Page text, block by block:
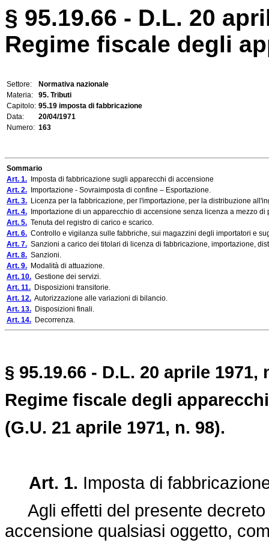
§ 95.19.66 - D.L. 20
Regime fiscale degli
Settore:
Normativa nazionale
Materia:
95. Tributi
Capitolo: 95.19 imposta di fabbricazione
Data:
20/04/1971
Numero: 163
Sommario
Art. 1. Imposta di fabbricazione sugli apparecchi di accensione
Art. 2. Importazione - Sovraimposta di confine – Esportazione.
Art. 3. Licenza per la fabbricazione, per l'importazione, per la distribuzione
Art. 4. Importazione di un apparecchio di accensione senza licenza a mezzo di
Art. 5. Tenuta del registro di carico e scarico.
Art. 6. Controllo e vigilanza sulle fabbriche, sui magazzini degli importatori e
Art. 7. Sanzioni a carico dei titolari di licenza di fabbricazione, importazione,
Art. 8. Sanzioni.
Art. 9. Modalità di attuazione.
Art. 10. Gestione dei servizi.
Art. 11. Disposizioni transitorie.
Art. 12. Autorizzazione alle variazioni di bilancio.
Art. 13. Disposizioni finali.
Art. 14. Decorrenza.
§ 95.19.66 - D.L. 20 aprile 1971,
Regime fiscale degli
(G.U. 21 aprile 1971, n. 98).
Art. 1. Imposta di
Agli effetti del presente
accensione qualsiasi oggetto,